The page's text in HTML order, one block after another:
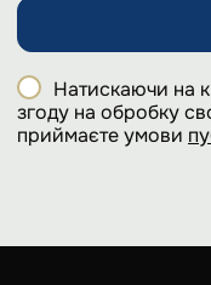
Натискаючи на
згоду на обробку
приймаєте умови